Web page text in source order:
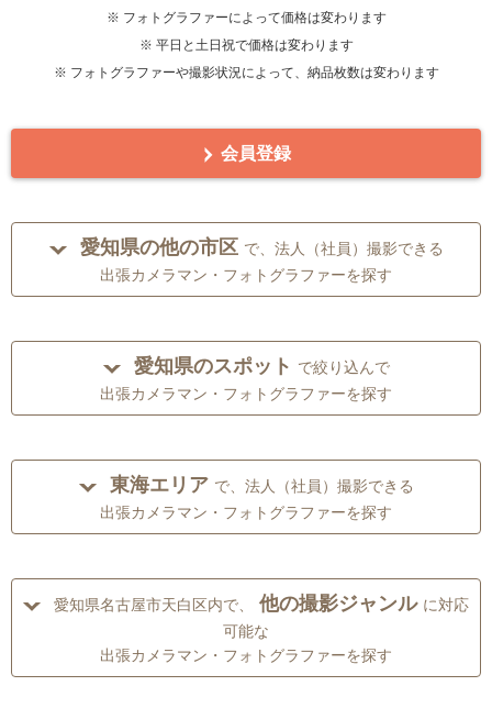
※ フォトグラファーによって価格は変わります
※ 平日と土日祝で価格は変わります
※ フォトグラファーや撮影状況によって、納品枚数は変わります
会員登録
愛知県の他の市区 で、法人（社員）撮影できる
出張カメラマン・フォトグラファーを探す
愛知県のスポット で絞り込んで
出張カメラマン・フォトグラファーを探す
東海エリア で、法人（社員）撮影できる
出張カメラマン・フォトグラファーを探す
愛知県名古屋市天白区内で、 他の撮影ジャンル に対応
可能な
出張カメラマン・フォトグラファーを探す